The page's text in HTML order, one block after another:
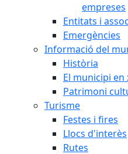
empreses
Entitats i
Emergències
Informació del
Història
El municipi en
Patrimoni
Turisme
Festes i fires
Llocs d'interès
Rutes